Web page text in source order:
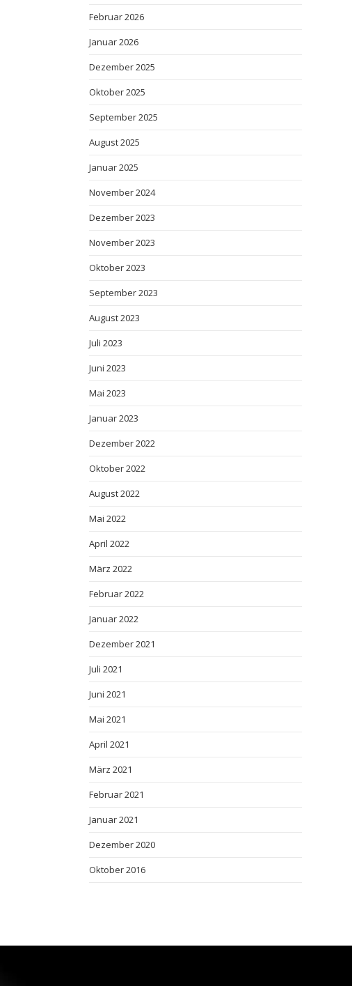
Februar 2026
Januar 2026
Dezember 2025
Oktober 2025
September 2025
August 2025
Januar 2025
November 2024
Dezember 2023
November 2023
Oktober 2023
September 2023
August 2023
Juli 2023
Juni 2023
Mai 2023
Januar 2023
Dezember 2022
Oktober 2022
August 2022
Mai 2022
April 2022
März 2022
Februar 2022
Januar 2022
Dezember 2021
Juli 2021
Juni 2021
Mai 2021
April 2021
März 2021
Februar 2021
Januar 2021
Dezember 2020
Oktober 2016